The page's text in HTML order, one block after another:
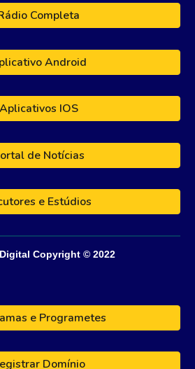
Completa
Android
Aplicativos IOS
de Notícias
e Estúdios
Copyright © 2022
e Programetes
Domínio